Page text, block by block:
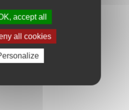
accept all
all cookies